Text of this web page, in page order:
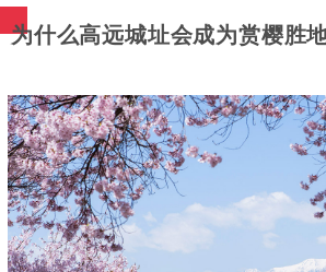
为什么高远城址会成为赏樱胜